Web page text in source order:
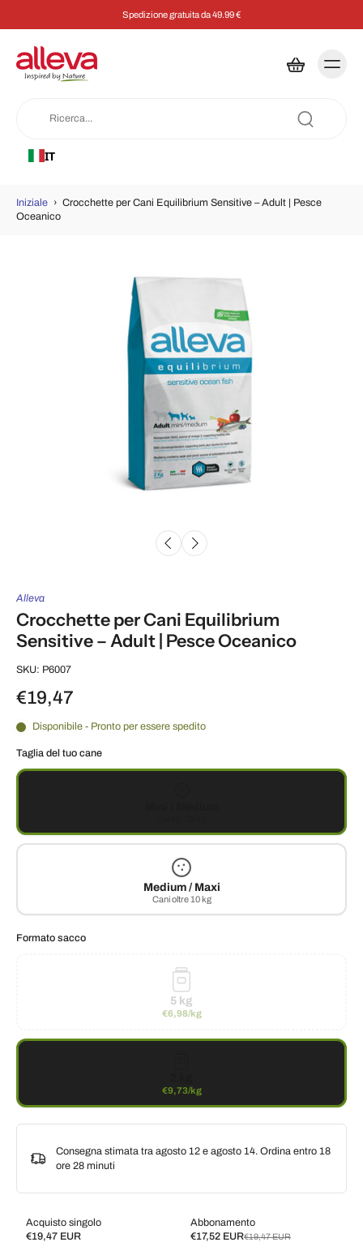
Spedizione gratuita da 49.99 €
IT
Iniziale › Crocchette per Cani Equilibrium Sensitive – Adult | Pesce
Oceanico
Alleva
Crocchette per Cani Equilibrium
Sensitive – Adult | Pesce Oceanico
SKU: P6007
€19,47
Disponibile - Pronto per essere spedito
Taglia del tuo cane
Medium / Maxi
Cani oltre 10 kg
Formato sacco
5 kg
€6,98/kg
€9,73/kg
Consegna stimata tra agosto 12 e agosto 14. Ordina entro 18
ore 28 minuti
Acquisto singolo
€19,47 EUR
Abbonamento
€17,52 EUR€19,47 EUR